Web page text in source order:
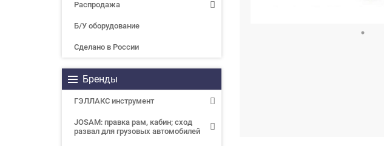
Распродажа
Б/У оборудование
Сделано в России
Бренды
ГЭЛЛАКС инструмент
JOSAM: правка рам, кабин; сход
развал для грузовых автомобилей